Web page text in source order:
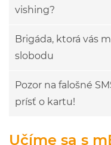
vishing?
Brigáda, ktorá vás
slobodu
Pozor na falošné
prísť o kartu!
Učíme sa s